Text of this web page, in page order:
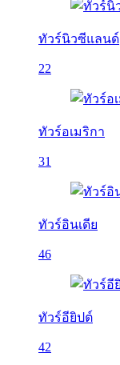
ทัวร์นิวซีแลนด์
22
ทัวร์อเมริกา
31
ทัวร์อินเดีย
46
ทัวร์อียิปต์
42